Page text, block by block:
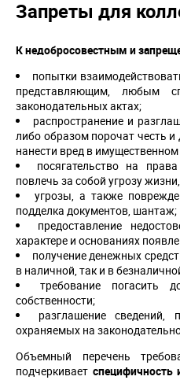
Запреты для
К недобросовестным и
попытки
представляющим, любым
законодательных актах;
распространение и
либо образом порочат честь
нанести вред в имущественном
посягательство на
повлечь за собой угрозу
угрозы, а также
подделка документов, шантаж;
предоставление
характере и основаниях
получение денежных
в наличной, так и в
требование погасить
собственности;
разглашение сведений,
охраняемых на
Объемный перечень
подчеркивает специфичность